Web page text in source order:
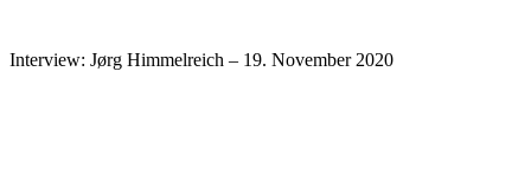
Interview: Jørg Himmelreich – 19. November 2020